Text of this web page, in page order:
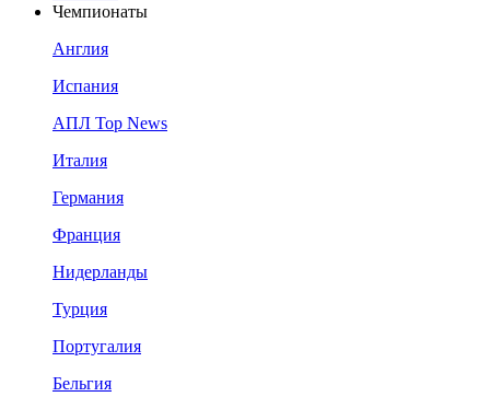
Чемпионаты
Англия
Испания
АПЛ Top News
Италия
Германия
Франция
Нидерланды
Турция
Португалия
Бельгия